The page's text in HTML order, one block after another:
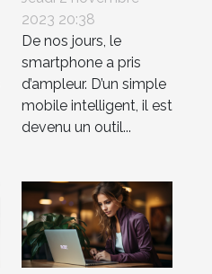
janvier 2021 ?
2023 20:38
De nos jours, le
smartphone a pris
d’ampleur. D’un simple
mobile intelligent, il est
devenu un outil...